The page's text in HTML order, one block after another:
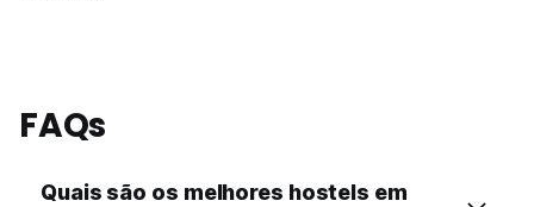
FAQs
Quais são os melhores hostels em